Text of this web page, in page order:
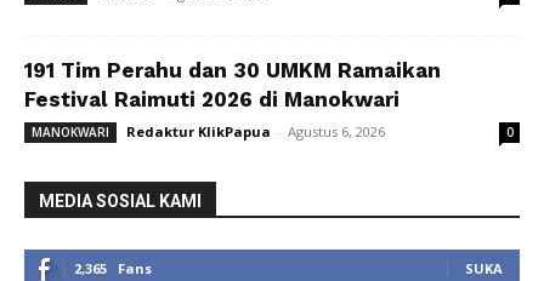
191 Tim Perahu dan 30 UMKM Ramaikan
Festival Raimuti 2026 di Manokwari
MANOKWARI Redaktur KlikPapua - Agustus 6, 2026 0
MEDIA SOSIAL KAMI
2,365 Fans SUKA